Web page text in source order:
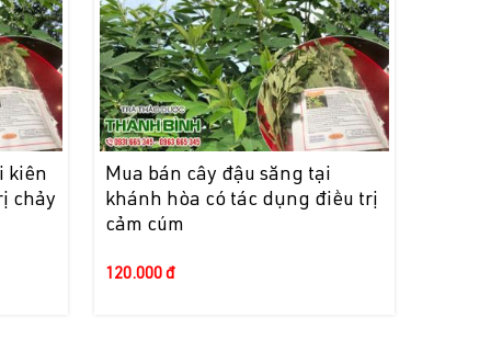
kiên
chảy
Mua bán cây đậu săng tại
khánh hòa có tác dụng điều trị
cảm cúm
120.000 đ